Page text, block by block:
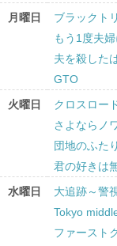
月曜日
ブラックト
もう1度夫
夫を殺した
GTO
火曜日
クロスロー
さよならノ
団地のふたり
君の好きは
水曜日
大追跡～警
Tokyo
ファースト